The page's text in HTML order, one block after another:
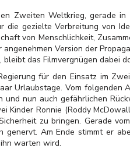
Zweiten Weltkrieg, gerade
gezielte Verbreitung von
von Menschlichkeit,
Version der
das Filmvergnügen dabei
für den Einsatz im
Urlaubstage. Vom folgenden
nun auch gefährlichen
Kinder Ronnie (Roddy
zu bringen. Gerade
Am Ende stimmt er
warten wird.